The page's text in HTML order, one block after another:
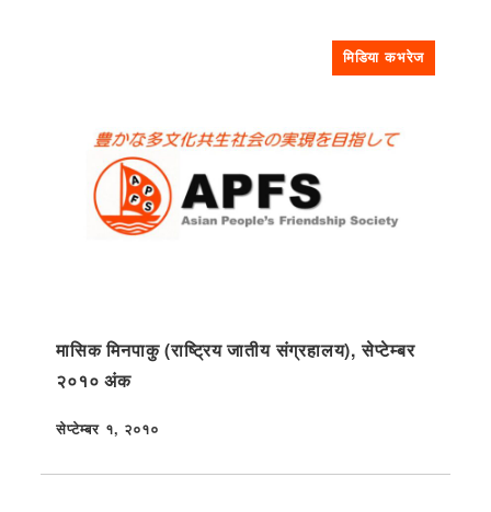
मिडिया कभरेज
मासिक मिनपाकु (राष्ट्रिय जातीय संग्रहालय), सेप्टेम्बर
२०१० अंक
प्रकाशित
सेप्टेम्बर १, २०१०